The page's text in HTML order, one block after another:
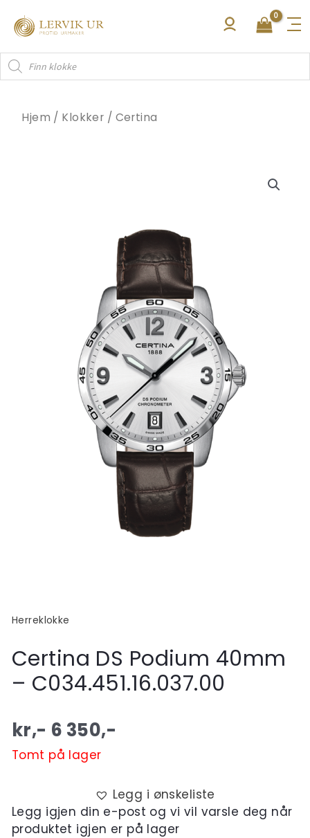
rett
innholdet
Products
search
Hjem / Klokker / Certina
Herreklokke
Certina DS Podium 40mm
– C034.451.16.037.00
kr,- 6 350,-
Tomt på lager
Legg i ønskeliste
Legg igjen din e-post og vi vil varsle deg når
produktet igjen er på lager